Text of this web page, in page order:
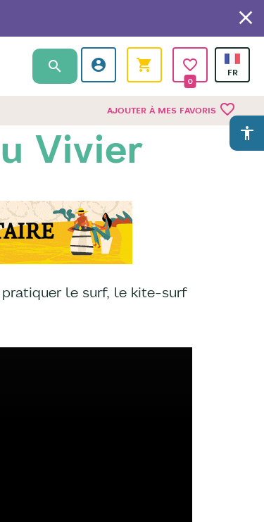
0
AJOUTER À MES FAVORIS favorite_border
accessibility
Vivier
pratiquer le surf, le kite-surf